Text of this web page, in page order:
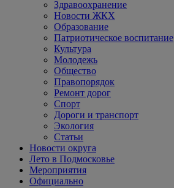
Здравоохранение
Новости ЖКХ
Образование
Патриотическое воспитание
Культура
Молодежь
Общество
Правопорядок
Ремонт дорог
Спорт
Дороги и транспорт
Экология
Статьи
Новости округа
Лето в Подмосковье
Мероприятия
Официально